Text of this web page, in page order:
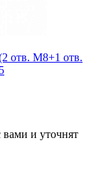
отв. М8+1 отв.
и уточнят